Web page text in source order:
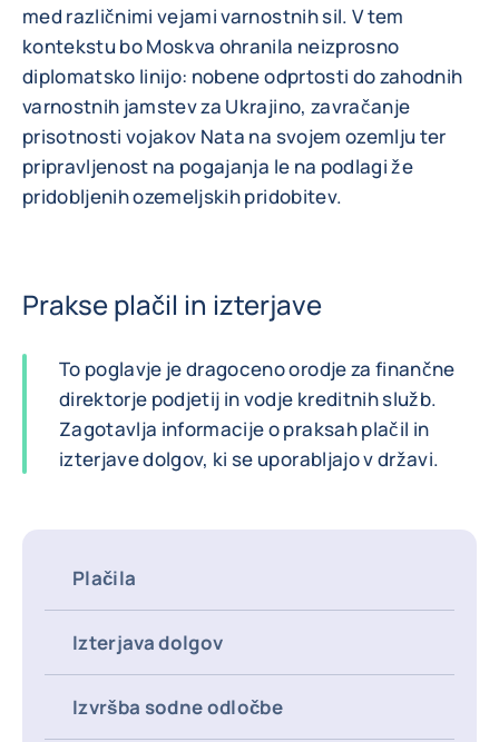
med različnimi vejami varnostnih sil. V tem
kontekstu bo Moskva ohranila neizprosno
diplomatsko linijo: nobene odprtosti do zahodnih
varnostnih jamstev za Ukrajino, zavračanje
prisotnosti vojakov Nata na svojem ozemlju ter
pripravljenost na pogajanja le na podlagi že
pridobljenih ozemeljskih pridobitev.
Prakse plačil in izterjave
To poglavje je dragoceno orodje za finančne
direktorje podjetij in vodje kreditnih služb.
Zagotavlja informacije o praksah plačil in
izterjave dolgov, ki se uporabljajo v državi.
Plačila
Izterjava dolgov
Izvršba sodne odločbe